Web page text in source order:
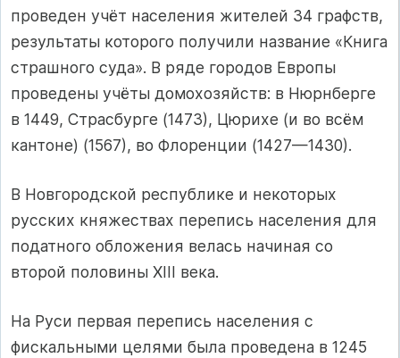
проведен учёт населения жителей 34 графств,
результаты которого получили название «Книга
страшного суда». В ряде городов Европы
проведены учёты домохозяйств: в Нюрнберге
в 1449, Страсбурге (1473), Цюрихе (и во всём
кантоне) (1567), во Флоренции (1427—1430).
В Новгородской республике и некоторых
русских княжествах перепись населения для
податного обложения велась начиная со
второй половины XIII века.
На Руси первая перепись населения с
фискальными целями была проведена в 1245